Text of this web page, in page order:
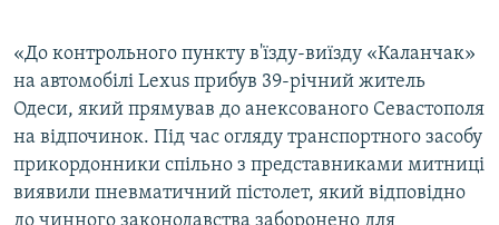
«До контрольного пункту в'їзду-виїзду «Каланчак»
на автомобілі Lexus прибув 39-річний житель
Одеси, який прямував до анексованого Севастополя
на відпочинок. Під час огляду транспортного засобу
прикордонники спільно з представниками митниці
виявили пневматичний пістолет, який відповідно